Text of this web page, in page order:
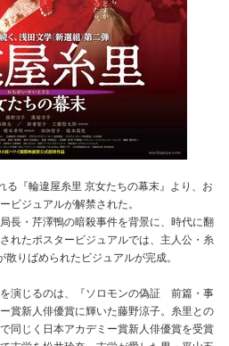
る『輪違屋糸里 京女たちの幕末』より、お
ビジュアルが解禁された。
長・芹澤鴨の暗殺事件を背景に、時代に翻
れたポスタービジュアルでは、主人公・糸
りばめられたビジュアルが完成。
演じるのは、『ソロモンの偽証 前篇・事
賞新人俳優賞に輝いた藤野涼子。糸里との
同じく日本アカデミー賞新人俳優賞を受賞